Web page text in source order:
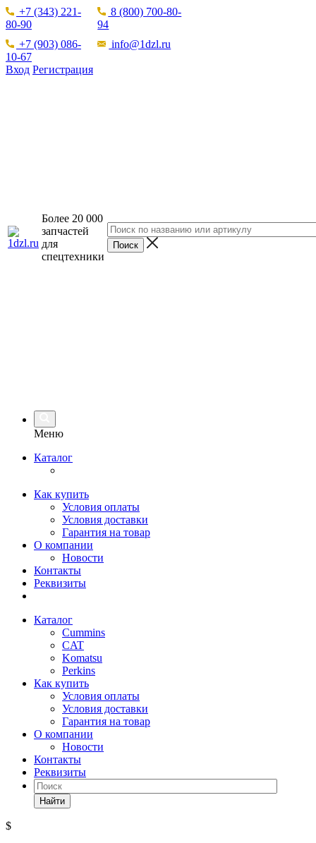
+7 (343) 221-
80-90
8 (800) 700-80-
94
+7 (903) 086-
10-67
info@1dzl.ru
Вход Регистрация
Более 20 000
запчастей
для
спецтехники
Меню
Каталог
Как купить
Условия оплаты
Условия доставки
Гарантия на товар
О компании
Новости
Контакты
Реквизиты
Каталог
Cummins
CAT
Komatsu
Perkins
Как купить
Условия оплаты
Условия доставки
Гарантия на товар
О компании
Новости
Контакты
Реквизиты
Найти
$